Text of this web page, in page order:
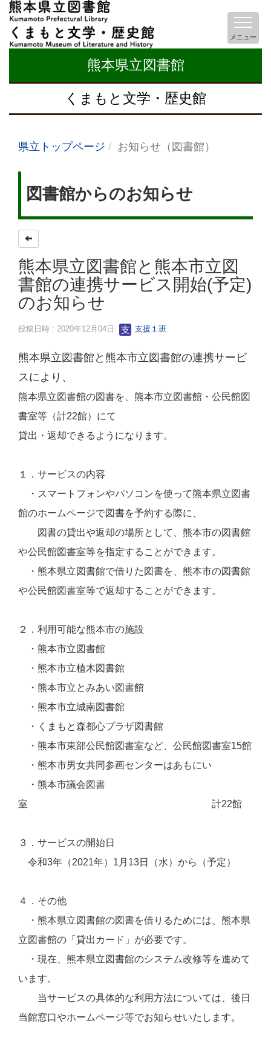
熊本県立図書館
くまもと文学・歴史館
メニュー
県立トップページ お知らせ（図書館）
図書館からのお知らせ
熊本県立図書館と熊本市立図
書館の連携サービス開始(予定)
のお知らせ
投稿日時 : 2020年12月04日 支援１班
熊本県立図書館と熊本市立図書館の連携サービ
スにより、
熊本県立図書館の図書を、熊本市立図書館・公民館図
書室等（計22館）にて
貸出・返却できるようになります。
１．サービスの内容
・スマートフォンやパソコンを使って熊本県立図書
館のホームページで図書を予約する際に、
図書の貸出や返却の場所として、熊本市の図書館
や公民館図書室等を指定することができます。
・熊本県立図書館で借りた図書を、熊本市の図書館
や公民館図書室等で返却することができます。
２．利用可能な熊本市の施設
・熊本市立図書館
・熊本市立植木図書館
・熊本市立とみあい図書館
・熊本市立城南図書館
・くまもと森都心プラザ図書館
・熊本市東部公民館図書室など、公民館図書室15館
・熊本市男女共同参画センターはあもにい
・熊本市議会図書
室 計22館
３．サービスの開始日
令和3年（2021年）1月13日（水）から（予定）
４．その他
・熊本県立図書館の図書を借りるためには、熊本県
立図書館の「貸出カード」が必要です。
・現在、熊本県立図書館のシステム改修等を進めて
います。
当サービスの具体的な利用方法については、後日
当館窓口やホームページ等でお知らせいたします。